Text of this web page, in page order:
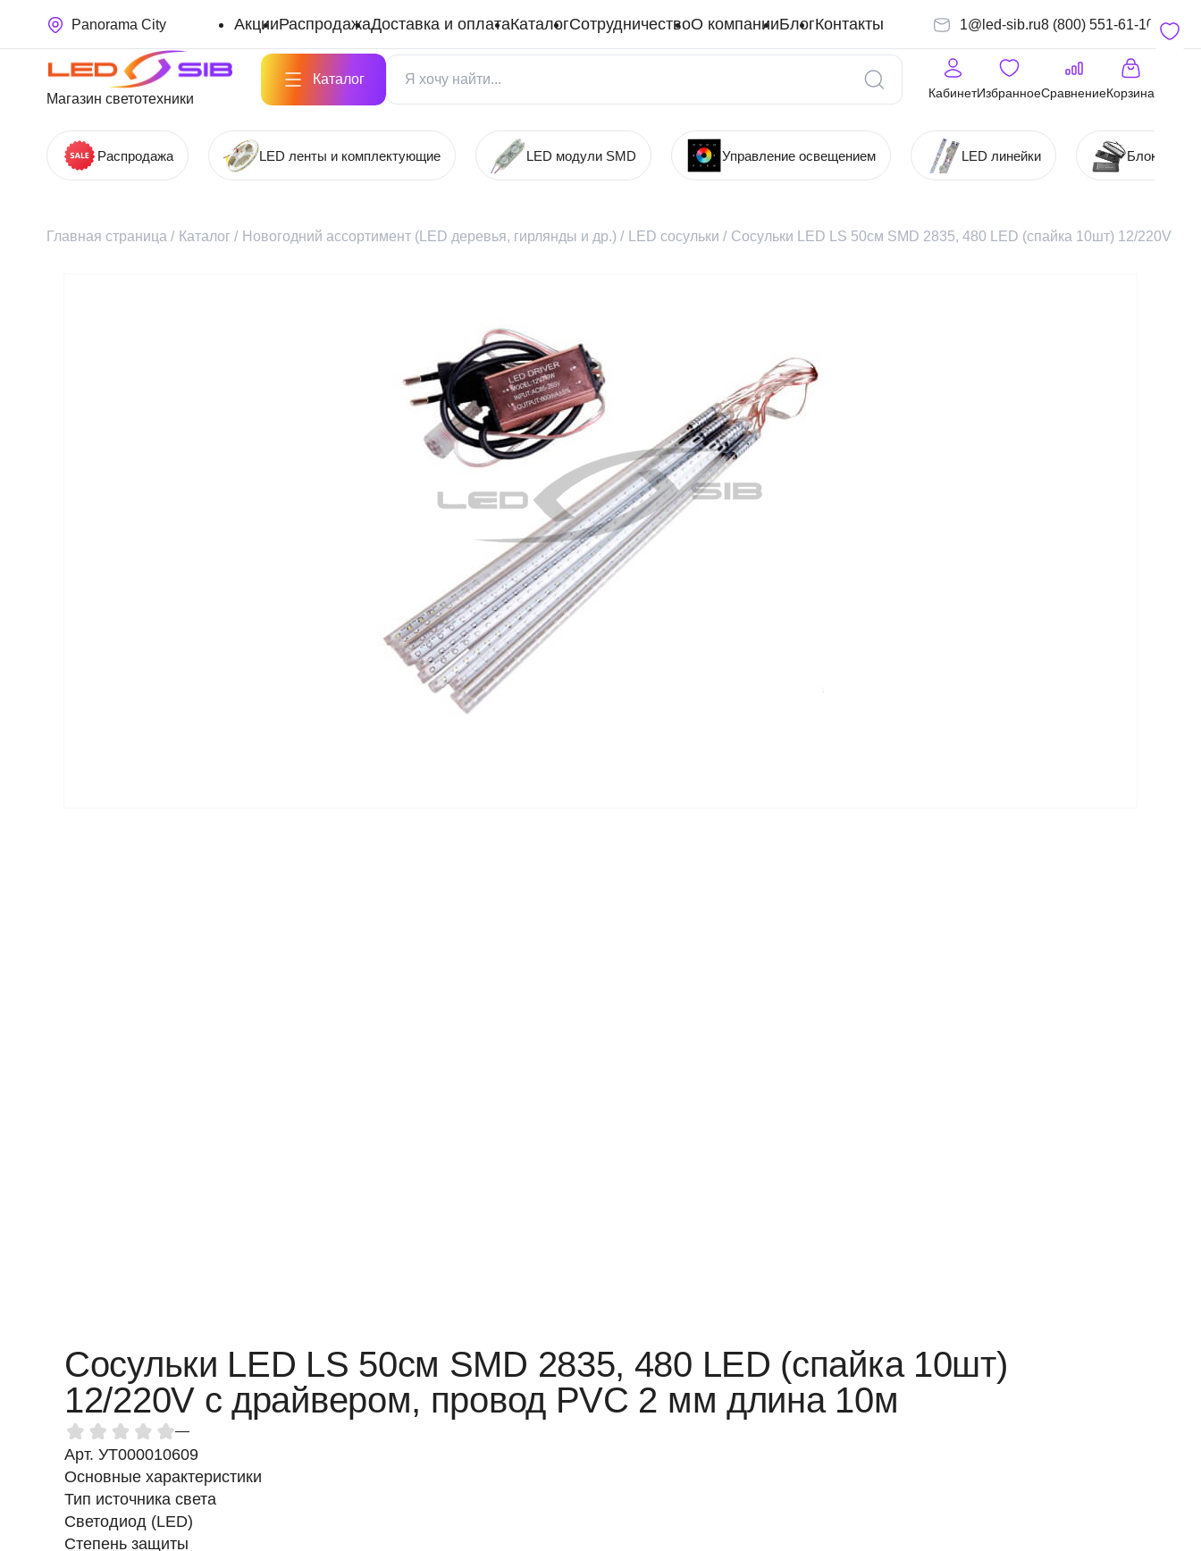
Panorama City АкцииРаспродажаДоставка и оплатаКаталогСотрудничествоО компанииБлогКонтакты 1@led-sib.ru8 (800) 551-61-10
Магазин светотехники
Каталог
КабинетИзбранноеСравнениеКорзина
Распродажа LED ленты и комплектующие LED модули SMD Управление освещением LED линейки Блоки
Главная страница / Каталог / Новогодний ассортимент (LED деревья, гирлянды и др.) / LED сосульки / Сосульки LED LS 50см SMD 2835, 480 LED (спайка 10шт) 12/220V с
Сосульки LED LS 50см SMD 2835, 480 LED (спайка 10шт)
12/220V с драйвером, провод PVC 2 мм длина 10м
—
Арт. УТ000010609
Основные характеристики
Тип источника света
Светодиод (LED)
Степень защиты